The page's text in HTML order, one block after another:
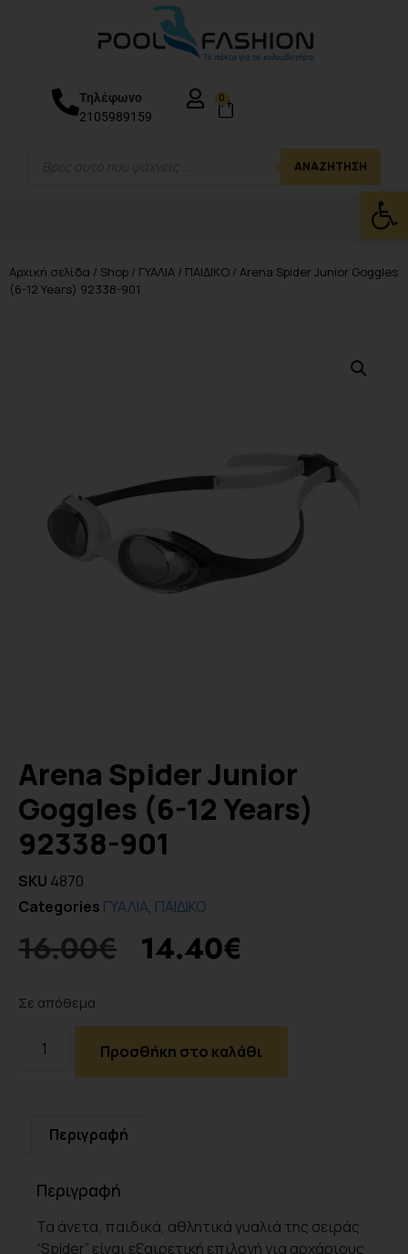
ΑΝΑΖΉΤΗΣΗ
Τηλέφωνο
2105989159
0
Αρχική σελίδα / Shop / ΓΥΑΛΙΑ / ΠΑΙΔΙΚΟ / Arena Spider Junior Goggles
(6-12 Years) 92338-901
Arena Spider Junior
Goggles (6-12 Years)
92338-901
SKU 4870
Categories ΓΥΑΛΙΑ, ΠΑΙΔΙΚΟ
16.00€ 14.40€
Σε απόθεμα
Προσθήκη στο καλάθι
Περιγραφή
Περιγραφή
Τα άνετα, παιδικά, αθλητικά γυαλιά της σειράς
“Spider” είναι εξαιρετική επιλογή για αρχάριους